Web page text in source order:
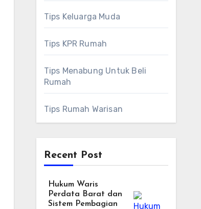
Tips Keluarga Muda
Tips KPR Rumah
Tips Menabung Untuk Beli
Rumah
Tips Rumah Warisan
Recent Post
Hukum Waris
Perdata Barat dan
Sistem Pembagian